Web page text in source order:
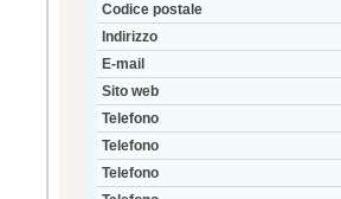
Codice postale
Indirizzo
E-mail
Sito web
Telefono
Telefono
Telefono